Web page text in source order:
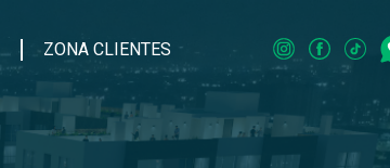
ZONA CLIENTES